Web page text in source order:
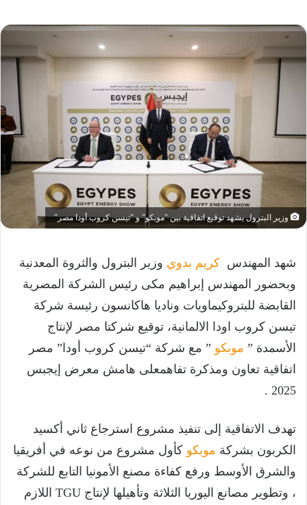
وزير البترول يشهد توقيع اتفاقية بين "موبكو" و "تيسن كروب أودا مصر"
شهد المهندس كريم بدوي وزير البترول والثروة المعدنية
وبحضور المهندس إبراهيم مكى رئيس الشركة المصرية
القابضة للبتروكيماويات وناديا هاكانسون رئيسة شركة
تيسن كروب اودا الالمانية، توقيع شركتا مصر لإنتاج
الأسمدة ” موبكو ” مع شركة “تيسن كروب أودا” مصر
اتفاقية تعاون ومذكرة تفاهمعلى هامش معرض إيجبس
2025 .
تهدف الاتفاقية إلى تنفيذ مشروع استرجاع ثاني أكسيد
الكربون بشركة موبكو كأول مشروع من نوعه في أفريقيا
والشرق الأوسط ورفع كفاءة مصنع الأمونيا التابع للشركة
، وتطوير مصانع اليوريا الثلاثة وتأهيلها لإنتاج TGU اللازم